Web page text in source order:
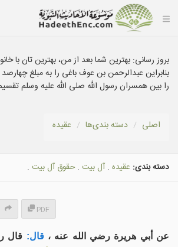
بروز رسانی: بهترین شما بعد از من، بهترین تان با
بنابراین عبدالرحمن بن عوف باغی را به مبلغ
را بین همسران رسول الله صلی الله علیه وسلم
اصلی دسته بندى‌ها عقيده
دسته بندی: عقيده . آل بيت . حقوق آل بيت .
PDF
عن أبي هريرة رضي الله عنه ، قال: قال